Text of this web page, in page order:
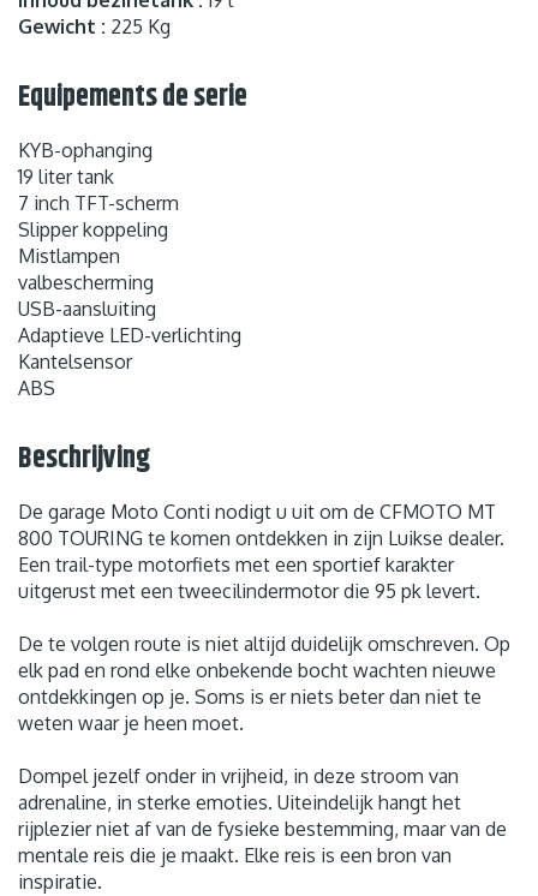
Gewicht : 225 Kg
Equipements de serie
KYB-ophanging
19 liter tank
7 inch TFT-scherm
Slipper koppeling
Mistlampen
valbescherming
USB-aansluiting
Adaptieve LED-verlichting
Kantelsensor
ABS
Beschrijving
De garage Moto Conti nodigt u uit om de CFMOTO MT
800 TOURING te komen ontdekken in zijn Luikse dealer.
Een trail-type motorfiets met een sportief karakter
uitgerust met een tweecilindermotor die 95 pk levert.
De te volgen route is niet altijd duidelijk omschreven. Op
elk pad en rond elke onbekende bocht wachten nieuwe
ontdekkingen op je. Soms is er niets beter dan niet te
weten waar je heen moet.
Dompel jezelf onder in vrijheid, in deze stroom van
adrenaline, in sterke emoties. Uiteindelijk hangt het
rijplezier niet af van de fysieke bestemming, maar van de
mentale reis die je maakt. Elke reis is een bron van
inspiratie.